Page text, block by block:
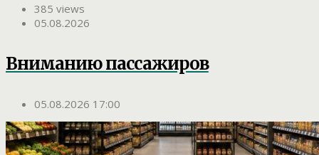
385 views
05.08.2026
Вниманию пассажиров
05.08.2026 17:00